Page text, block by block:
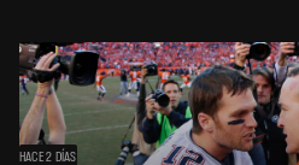
HACE 2 DÍAS